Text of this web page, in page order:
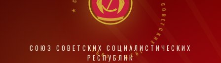
СОЮЗ СОВЕТСКИХ СОЦИАЛИСТИЧЕСКИХ
РЕСПУБЛИК